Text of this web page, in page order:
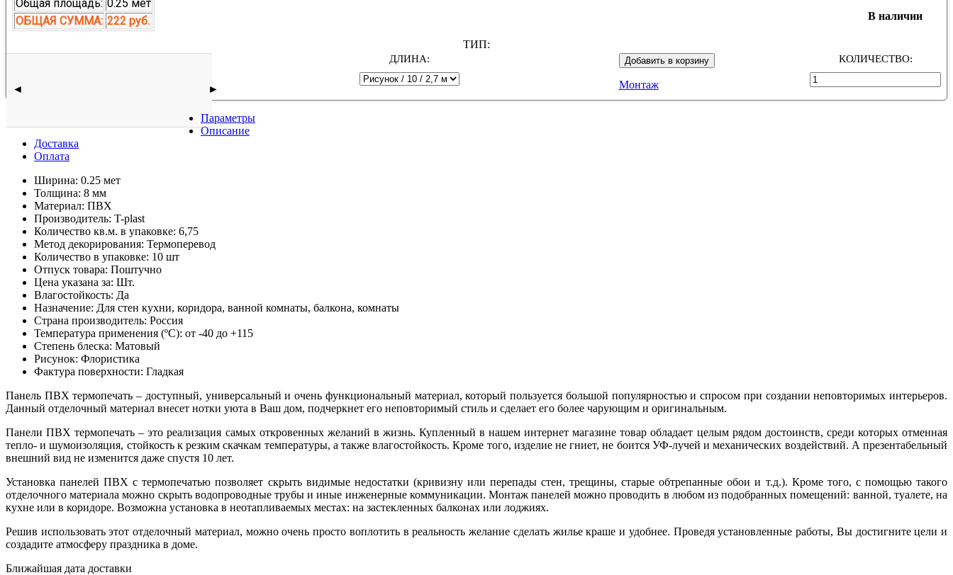
В наличии
ТИП:
◄ ►
ДЛИНА: КОЛИЧЕСТВО:
Общая площадь: 0.25 мет
ОБЩАЯ СУММА: 222 руб.
Добавить в корзину
Монтаж
Параметры
Описание
Доставка
Оплата
Ширина: 0.25 мет
Толщина: 8 мм
Материал: ПВХ
Производитель: T-plast
Количество кв.м. в упаковке: 6,75
Метод декорирования: Термоперевод
Количество в упаковке: 10 шт
Отпуск товара: Поштучно
Цена указана за: Шт.
Влагостойкость: Да
Назначение: Для стен кухни, коридора, ванной комнаты, балкона, комнаты
Страна производитель: Россия
Температура применения (ºС): от -40 до +115
Степень блеска: Матовый
Рисунок: Флористика
Фактура поверхности: Гладкая
Панель ПВХ термопечать – доступный, универсальный и очень функциональный материал, который пользуется большой популярностью и спросом при создании неповторимых интерьеров.
Данный отделочный материал внесет нотки уюта в Ваш дом, подчеркнет его неповторимый стиль и сделает его более чарующим и оригинальным.
Панели ПВХ термопечать – это реализация самых откровенных желаний в жизнь. Купленный в нашем интернет магазине товар обладает целым рядом достоинств, среди которых отменная
тепло- и шумоизоляция, стойкость к резким скачкам температуры, а также влагостойкость. Кроме того, изделие не гниет, не боится УФ-лучей и механических воздействий. А презентабельный
внешний вид не изменится даже спустя 10 лет.
Установка панелей ПВХ с термопечатью позволяет скрыть видимые недостатки (кривизну или перепады стен, трещины, старые обтрепанные обои и т.д.). Кроме того, с помощью такого
отделочного материала можно скрыть водопроводные трубы и иные инженерные коммуникации. Монтаж панелей можно проводить в любом из подобранных помещений: ванной, туалете, на
кухне или в коридоре. Возможна установка в неотапливаемых местах: на застекленных балконах или лоджиях.
Решив использовать этот отделочный материал, можно очень просто воплотить в реальность желание сделать жилье краше и удобнее. Проведя установленные работы, Вы достигните цели и
создадите атмосферу праздника в доме.
Ближайшая дата доставки